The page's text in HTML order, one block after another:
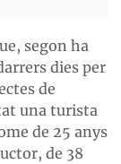
segon ha
dies per
de
una turista
de 25 anys
de 38